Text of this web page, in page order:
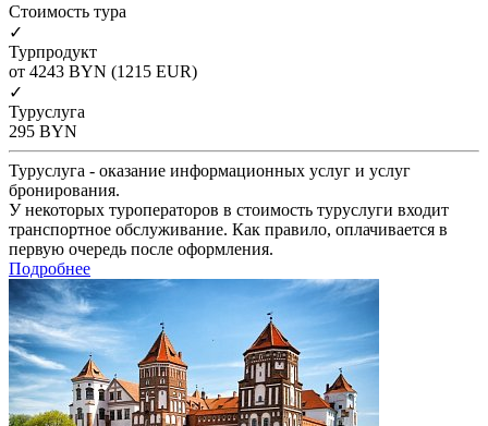
Cтоимость тура
✓
Турпродукт
от 4243 BYN (1215 EUR)
✓
Туруслуга
295 BYN
Туруслуга - оказание информационных услуг и услуг
бронирования.
У некоторых туроператоров в стоимость туруслуги входит
транспортное обслуживание. Как правило, оплачивается в
первую очередь после оформления.
Подробнее